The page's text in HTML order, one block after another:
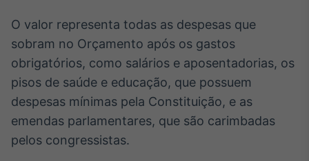
Plataforma para
negociação de
ativos
Broadcast
Datafeed
APIs para
O valor representa todas as despesas que
sobram no Orçamento após os gastos
obrigatórios, como salários e aposentadorias, os
pisos de saúde e educação, que possuem
despesas mínimas pela Constituição, e as
emendas parlamentares, que são carimbadas
pelos congressistas.